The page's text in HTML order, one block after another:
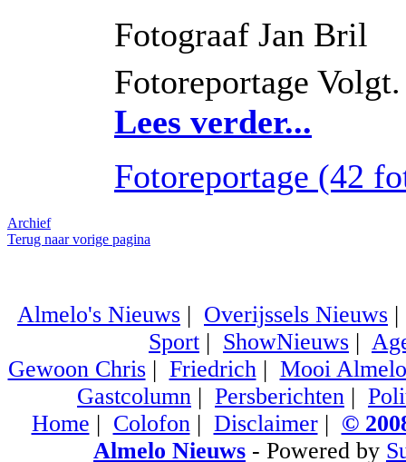
Fotograaf Jan Bril
Fotoreportage Volgt.
Lees verder...
Fotoreportage (42
Archief
Terug naar vorige pagina
Almelo's Nieuws | Overijssels Nieuws
Sport | ShowNieuws |
Gewoon Chris| Friedrich| Mooi Almelo
Gastcolumn | Persberichten |
Home | Colofon| Disclaimer| ©
Almelo Nieuws - Powered by